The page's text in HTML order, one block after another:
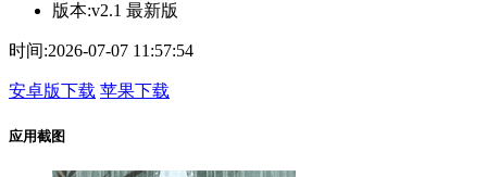
版本:v2.1 最新版
时间:2026-07-07 11:57:54
安卓版下载 苹果下载
应用截图